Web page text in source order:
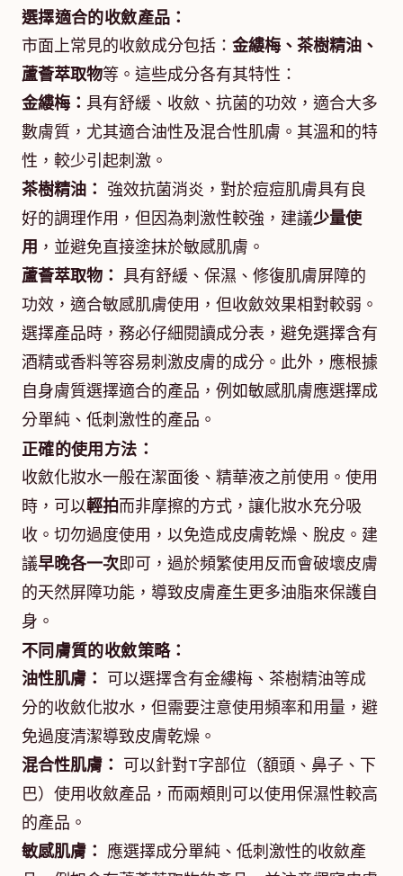
選擇適合的收斂產品：
市面上常見的收斂成分包括： 金縷梅、茶樹精油、
蘆薈萃取物等。這些成分各有其特性：
金縷梅： 具有舒緩、收斂、抗菌的功效，適合大多
數膚質，尤其適合油性及混合性肌膚。其溫和的特
性，較少引起刺激。
茶樹精油： 強效抗菌消炎，對於痘痘肌膚具有良
好的調理作用，但因為刺激性較強，建議少量使
用 ，並避免直接塗抹於敏感肌膚。
蘆薈萃取物： 具有舒緩、保濕、修復肌膚屏障的
功效，適合敏感肌膚使用，但收斂效果相對較弱。
選擇產品時，務必仔細閱讀成分表，避免選擇含有
酒精或香料等容易刺激皮膚的成分。此外，應根據
自身膚質選擇適合的產品，例如敏感肌膚應選擇成
分單純、低刺激性的產品。
正確的使用方法：
收斂化妝水一般在潔面後、精華液之前使用。使用
時，可以輕拍而非摩擦的方式，讓化妝水充分吸
收。切勿過度使用，以免造成皮膚乾燥、脫皮。建
議早晚各一次即可，過於頻繁使用反而會破壞皮膚
的天然屏障功能，導致皮膚產生更多油脂來保護自
身。
不同膚質的收斂策略：
油性肌膚： 可以選擇含有金縷梅、茶樹精油等成
分的收斂化妝水，但需要注意使用頻率和用量，避
免過度清潔導致皮膚乾燥。
混合性肌膚： 可以針對T字部位（額頭、鼻子、下
巴）使用收斂產品，而兩頰則可以使用保濕性較高
的產品。
敏感肌膚： 應選擇成分單純、低刺激性的收斂產